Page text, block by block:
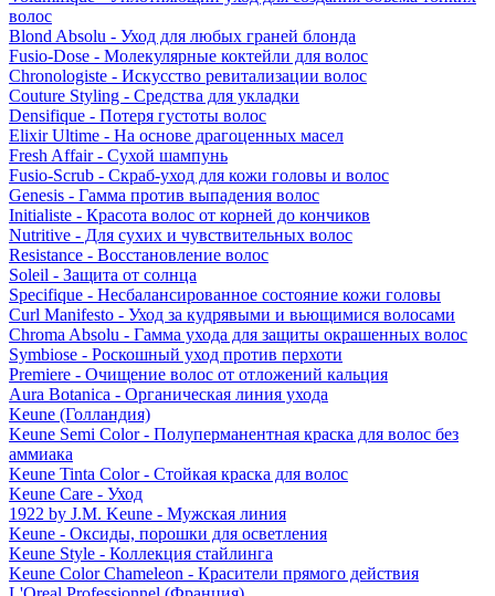
волос
Blond Absolu - Уход для любых граней блонда
Fusio-Dose - Молекулярные коктейли для волос
Chronologiste - Искусство ревитализации волос
Couture Styling - Средства для укладки
Densifique - Потеря густоты волос
Elixir Ultime - На основе драгоценных масел
Fresh Affair - Сухой шампунь
Fusio-Scrub - Скраб-уход для кожи головы и волос
Genesis - Гамма против выпадения волос
Initialiste - Красота волос от корней до кончиков
Nutritive - Для сухих и чувствительных волос
Resistance - Восстановление волос
Soleil - Защита от солнца
Specifique - Несбалансированное состояние кожи головы
Curl Manifesto - Уход за кудрявыми и вьющимися волосами
Chroma Absolu - Гамма ухода для защиты окрашенных волос
Symbiose - Роскошный уход против перхоти
Premiere - Очищение волос от отложений кальция
Aura Botanica - Органическая линия ухода
Keune (Голландия)
Keune Semi Color - Полуперманентная краска для волос без
аммиака
Keune Tinta Color - Стойкая краска для волос
Keune Care - Уход
1922 by J.M. Keune - Мужская линия
Keune - Оксиды, порошки для осветления
Keune Style - Коллекция стайлинга
Keune Color Chameleon - Красители прямого действия